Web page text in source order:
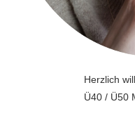
Herzlich
Ü40 / Ü50